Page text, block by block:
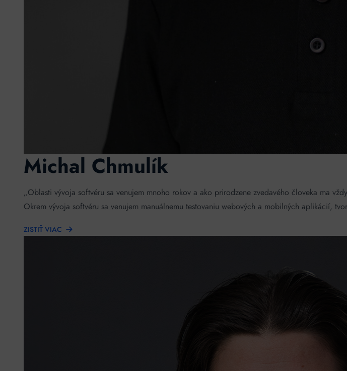
Michal Chmulík
„Oblasti vývoja softvéru sa venujem mnoho rokov a ako prirodzene zvedavého človeka ma
Okrem vývoja softvéru sa venujem manuálnemu testovaniu webových a mobilných aplikácií,
ZISTIŤ VIAC